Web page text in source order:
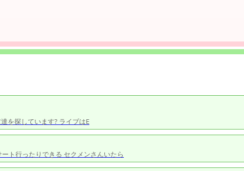
を探しています? ライブはE
ト行ったりできる セクメンさんいたら